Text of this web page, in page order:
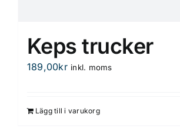
Keps trucker
189,00kr inkl. moms
Lägg till i varukorg